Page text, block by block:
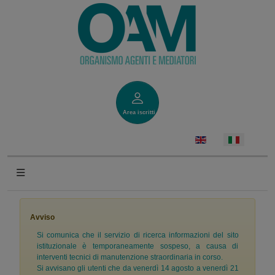
Area iscritti
Avviso
Si comunica che il servizio di ricerca informazioni del sito
istituzionale è temporaneamente sospeso, a causa di
interventi tecnici di manutenzione straordinaria in corso.
Si avvisano gli utenti che da venerdì 14 agosto a venerdì 21